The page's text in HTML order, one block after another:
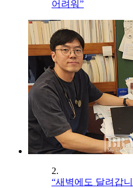
어려워”
2.
“새벽에도 달려갑